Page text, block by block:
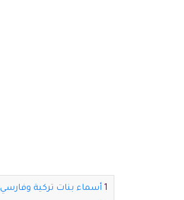
أسماء بنات تركية وفارسي